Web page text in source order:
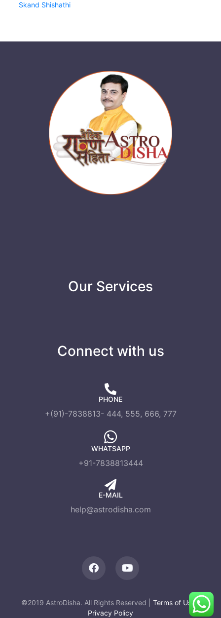
Skand Shishathi
Our Services
Connect with us
PHONE
+(91)-7838813- 444, 555, 666, 777
WHATSAPP
+91-7838813444
E-MAIL
help@astrodisha.com
©2019 AstroDisha. All Rights Reserved | Terms of Use|
Privacy Policy